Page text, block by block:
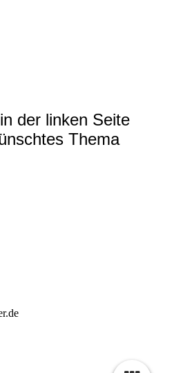
der linken Seite
Thema